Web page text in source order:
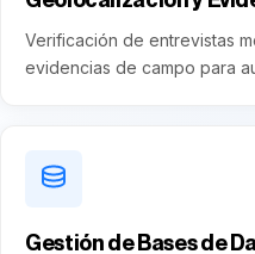
Verificación de entrevistas
evidencias de campo para
Gestión de Bases de